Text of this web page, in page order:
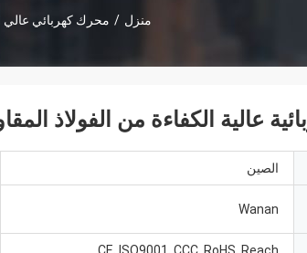
منزل / محرك كهربائي عالي
عالية الكفاءة من الفولاذ
الصين
Wanan